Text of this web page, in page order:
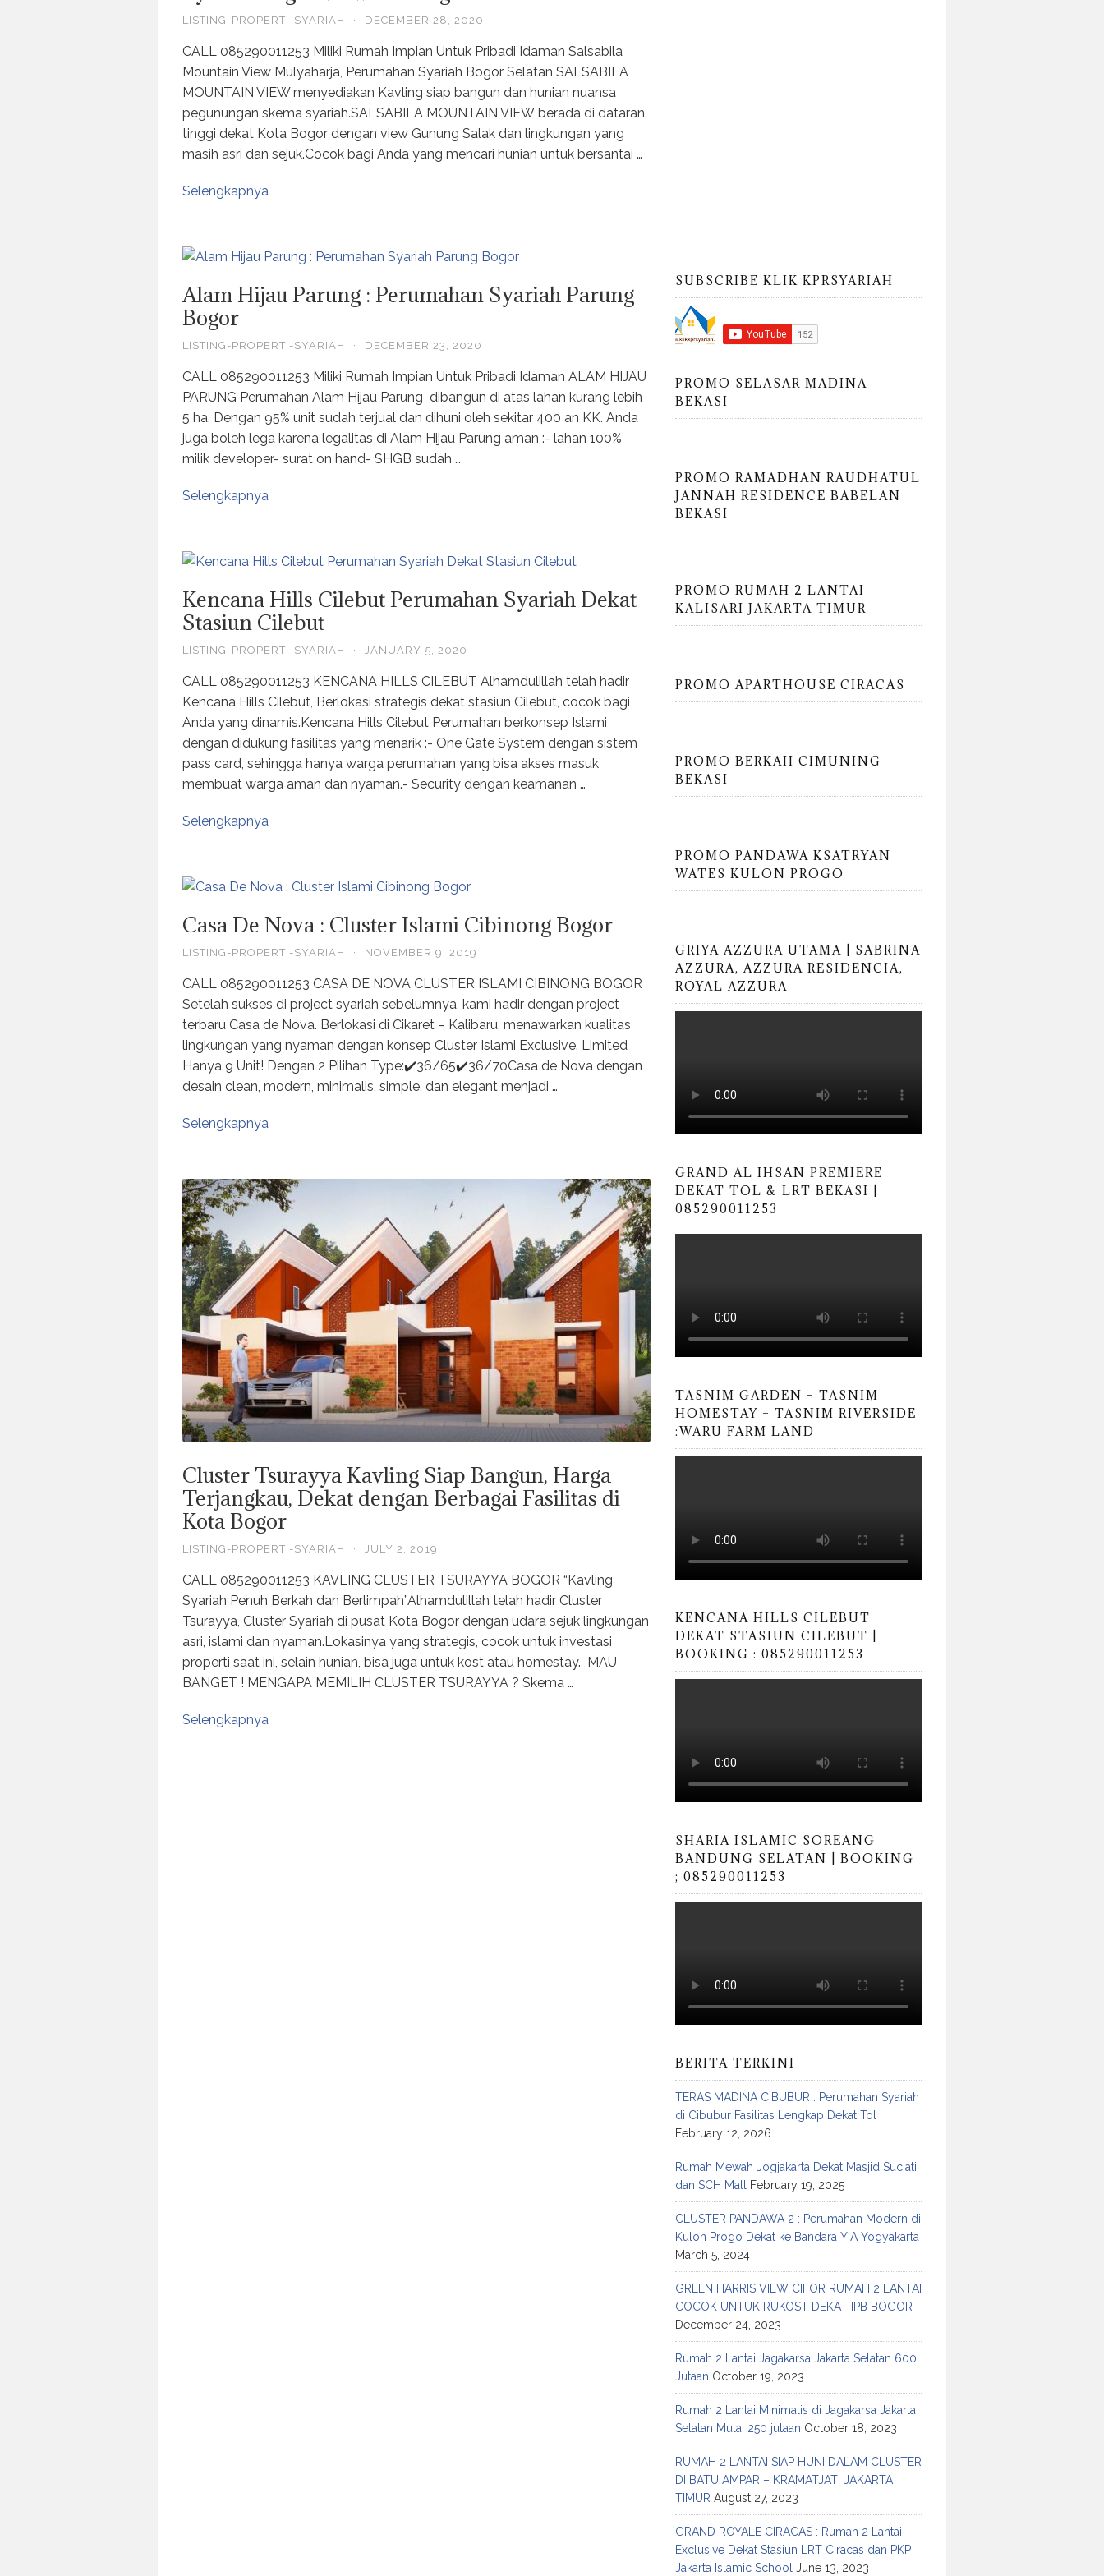
LISTING-PROPERTI-SYARIAH · DECEMBER 28, 2020
CALL 085290011253 Miliki Rumah Impian Untuk Pribadi Idaman Salsabila
Mountain View Mulyaharja, Perumahan Syariah Bogor Selatan SALSABILA
MOUNTAIN VIEW menyediakan Kavling siap bangun dan hunian nuansa
pegunungan skema syariah.SALSABILA MOUNTAIN VIEW berada di dataran
tinggi dekat Kota Bogor dengan view Gunung Salak dan lingkungan yang
masih asri dan sejuk.Cocok bagi Anda yang mencari hunian untuk bersantai …
Selengkapnya
Alam Hijau Parung : Perumahan Syariah Parung
Bogor
LISTING-PROPERTI-SYARIAH · DECEMBER 23, 2020
CALL 085290011253 Miliki Rumah Impian Untuk Pribadi Idaman ALAM HIJAU
PARUNG Perumahan Alam Hijau Parung dibangun di atas lahan kurang lebih
5 ha. Dengan 95% unit sudah terjual dan dihuni oleh sekitar 400 an KK. Anda
juga boleh lega karena legalitas di Alam Hijau Parung aman :- lahan 100%
milik developer- surat on hand- SHGB sudah …
Selengkapnya
Kencana Hills Cilebut Perumahan Syariah Dekat
Stasiun Cilebut
LISTING-PROPERTI-SYARIAH · JANUARY 5, 2020
CALL 085290011253 KENCANA HILLS CILEBUT Alhamdulillah telah hadir
Kencana Hills Cilebut, Berlokasi strategis dekat stasiun Cilebut, cocok bagi
Anda yang dinamis.Kencana Hills Cilebut Perumahan berkonsep Islami
dengan didukung fasilitas yang menarik :- One Gate System dengan sistem
pass card, sehingga hanya warga perumahan yang bisa akses masuk
membuat warga aman dan nyaman.- Security dengan keamanan …
Selengkapnya
Casa De Nova : Cluster Islami Cibinong Bogor
LISTING-PROPERTI-SYARIAH · NOVEMBER 9, 2019
CALL 085290011253 CASA DE NOVA CLUSTER ISLAMI CIBINONG BOGOR
Setelah sukses di project syariah sebelumnya, kami hadir dengan project
terbaru Casa de Nova. Berlokasi di Cikaret – Kalibaru, menawarkan kualitas
lingkungan yang nyaman dengan konsep Cluster Islami Exclusive. Limited
Hanya 9 Unit! Dengan 2 Pilihan Type:✔️36/65✔️36/70Casa de Nova dengan
desain clean, modern, minimalis, simple, dan elegant menjadi …
Selengkapnya
Cluster Tsurayya Kavling Siap Bangun, Harga
Terjangkau, Dekat dengan Berbagai Fasilitas di
Kota Bogor
LISTING-PROPERTI-SYARIAH · JULY 2, 2019
CALL 085290011253 KAVLING CLUSTER TSURAYYA BOGOR “Kavling
Syariah Penuh Berkah dan Berlimpah”Alhamdulillah telah hadir Cluster
Tsurayya, Cluster Syariah di pusat Kota Bogor dengan udara sejuk lingkungan
asri, islami dan nyaman.Lokasinya yang strategis, cocok untuk investasi
properti saat ini, selain hunian, bisa juga untuk kost atau homestay. MAU
BANGET ! MENGAPA MEMILIH CLUSTER TSURAYYA ? Skema …
Selengkapnya
SUBSCRIBE KLIK KPRSYARIAH
PROMO SELASAR MADINA
BEKASI
PROMO RAMADHAN RAUDHATUL
JANNAH RESIDENCE BABELAN
BEKASI
PROMO RUMAH 2 LANTAI
KALISARI JAKARTA TIMUR
PROMO APARTHOUSE CIRACAS
PROMO BERKAH CIMUNING
BEKASI
PROMO PANDAWA KSATRYAN
WATES KULON PROGO
GRIYA AZZURA UTAMA | SABRINA
AZZURA, AZZURA RESIDENCIA,
ROYAL AZZURA
GRAND AL IHSAN PREMIERE
DEKAT TOL & LRT BEKASI |
085290011253
TASNIM GARDEN – TASNIM
HOMESTAY – TASNIM RIVERSIDE
:WARU FARM LAND
KENCANA HILLS CILEBUT
DEKAT STASIUN CILEBUT |
BOOKING : 085290011253
SHARIA ISLAMIC SOREANG
BANDUNG SELATAN | BOOKING
; 085290011253
BERITA TERKINI
TERAS MADINA CIBUBUR : Perumahan Syariah
di Cibubur Fasilitas Lengkap Dekat Tol
February 12, 2026
Rumah Mewah Jogjakarta Dekat Masjid Suciati
dan SCH Mall
February 19, 2025
CLUSTER PANDAWA 2 : Perumahan Modern di
Kulon Progo Dekat ke Bandara YIA Yogyakarta
March 5, 2024
GREEN HARRIS VIEW CIFOR RUMAH 2 LANTAI
COCOK UNTUK RUKOST DEKAT IPB BOGOR
December 24, 2023
Rumah 2 Lantai Jagakarsa Jakarta Selatan 600
Jutaan October 19, 2023
Rumah 2 Lantai Minimalis di Jagakarsa Jakarta
Selatan Mulai 250 jutaan October 18, 2023
RUMAH 2 LANTAI SIAP HUNI DALAM CLUSTER
DI BATU AMPAR – KRAMATJATI JAKARTA
TIMUR August 27, 2023
GRAND ROYALE CIRACAS : Rumah 2 Lantai
Exclusive Dekat Stasiun LRT Ciracas dan PKP
Jakarta Islamic School
June 13, 2023